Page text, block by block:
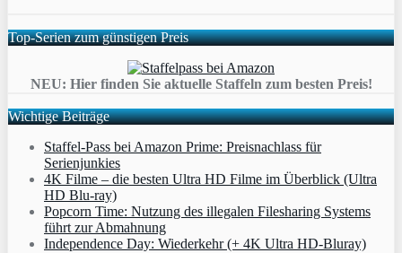
Top-Serien zum günstigen Preis
NEU: Hier finden Sie aktuelle Staffeln zum besten Preis!
Wichtige Beiträge
Staffel-Pass bei Amazon Prime: Preisnachlass für
Serienjunkies
4K Filme – die besten Ultra HD Filme im Überblick (Ultra
HD Blu-ray)
Popcorn Time: Nutzung des illegalen Filesharing Systems
führt zur Abmahnung
Independence Day: Wiederkehr (+ 4K Ultra HD-Bluray)